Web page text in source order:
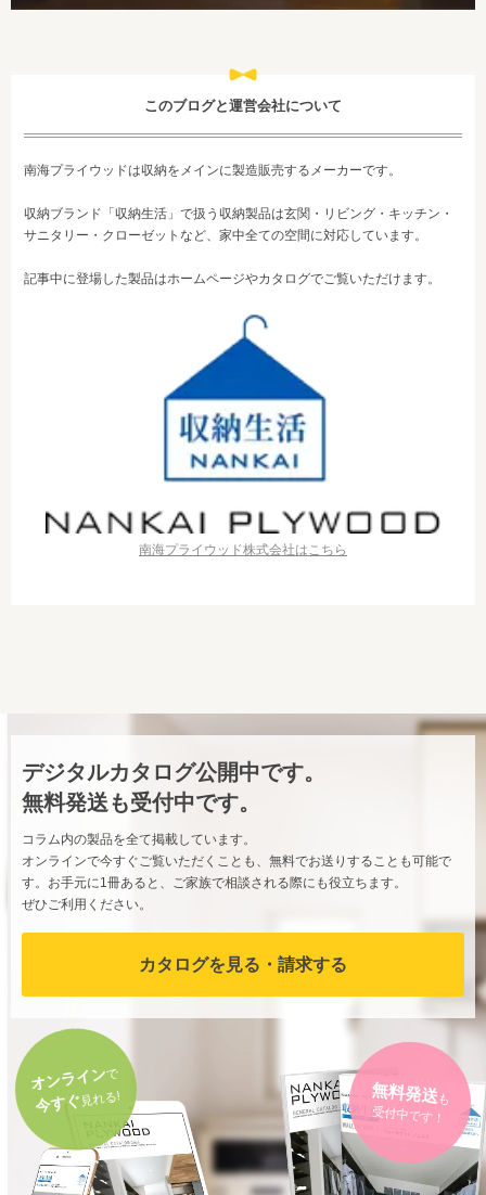
このブログと運営会社について
南海プライウッドは収納をメインに製造販売するメーカーです。
収納ブランド「収納生活」で扱う収納製品は玄関・リビング・キッチン・
サニタリー・クローゼットなど、家中全ての空間に対応しています。
記事中に登場した製品はホームページやカタログでご覧いただけます。
南海プライウッド株式会社はこちら
デジタルカタログ公開中です。
無料発送も受付中です。
コラム内の製品を全て掲載しています。
オンラインで今すぐご覧いただくことも、無料でお送りすることも可能で
す。お手元に1冊あると、ご家族で相談される際にも役立ちます。
ぜひご利用ください。
カタログを見る・請求する
オンライン で
今すぐ 見れる!
無料発送 も
受付中です！